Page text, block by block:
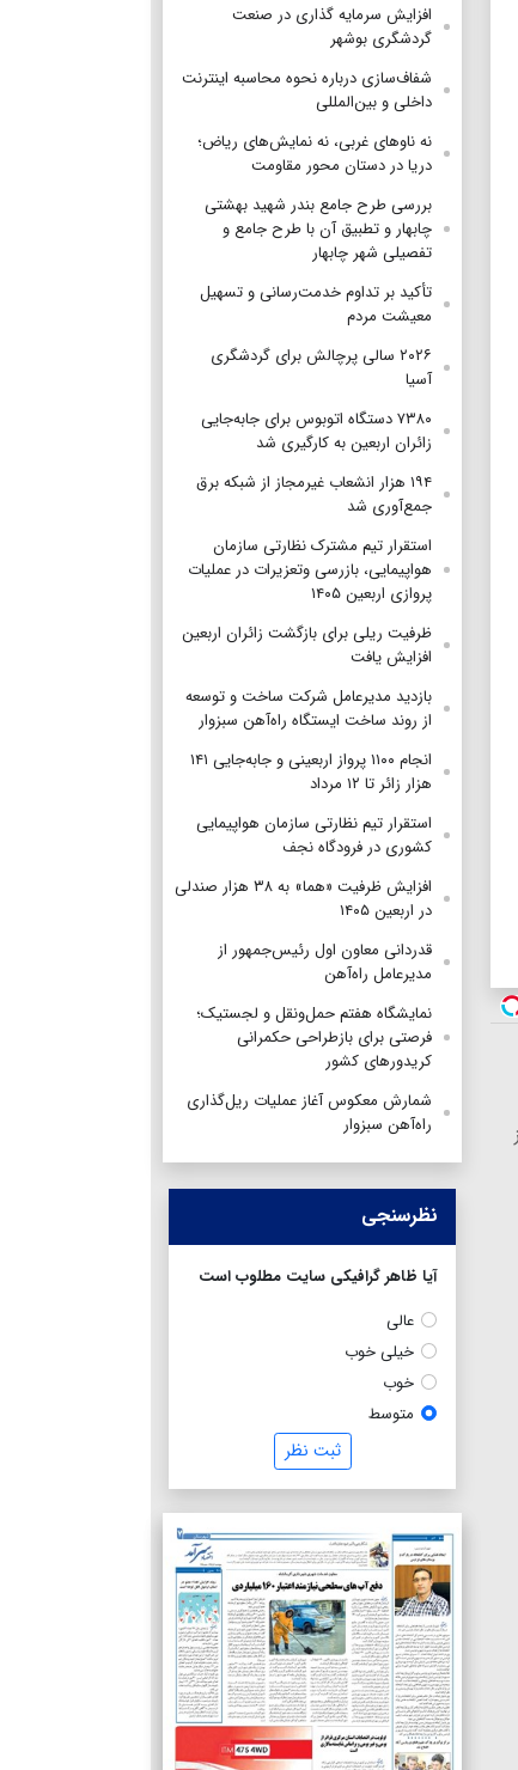
افزایش سرمایه گذاری در صنعت
گردشگری بوشهر
شفاف‌سازی درباره نحوه محاسبه اینترنت
داخلی و بین‌المللی
نه ناوهای غربی، نه نمایش‌های ریاض؛
دریا در دستان محور مقاومت
بررسی طرح جامع بندر شهید بهشتی
چابهار و تطبیق آن با طرح جامع و
تفصیلی شهر چابهار
تأکید بر تداوم خدمت‌رسانی و تسهیل
معیشت مردم
۲۰۲۶ سالی پرچالش برای گردشگری
آسیا
۷۳۸۰ دستگاه اتوبوس برای جابه‌جایی
زائران اربعین به‌ کارگیری شد
۱۹۴ هزار انشعاب غیرمجاز از شبکه برق
جمع‌آوری شد
استقرار تیم مشترک نظارتی سازمان
هواپیمایی، بازرسی وتعزیرات در عملیات
پروازی اربعین ۱۴۰۵
ظرفیت ریلی برای بازگشت زائران اربعین
افزایش یافت
بازدید مدیرعامل شرکت ساخت و توسعه
از روند ساخت ایستگاه راه‌آهن سبزوار
انجام ۱۱۰۰ پرواز اربعینی و جابه‌جایی ۱۴۱
هزار زائر تا ۱۲ مرداد
استقرار تیم‌ نظارتی سازمان هواپیمایی
کشوری در فرودگاه نجف
افزایش ظرفیت «هما» به ۳۸ هزار صندلی
در اربعین ۱۴۰۵
قدردانی معاون اول رئیس‌جمهور از
مدیرعامل راه‌آهن
نمایشگاه هفتم حمل‌ونقل و لجستیک؛
فرصتی برای بازطراحی حکمرانی
کریدورهای کشور
شمارش معکوس آغاز عملیات ریل‌گذاری
راه‌آهن سبزوار
نظرسنجی
آیا ظاهر گرافیکی سایت مطلوب است
عالی
خیلی خوب
خوب
متوسط
ثبت نظر